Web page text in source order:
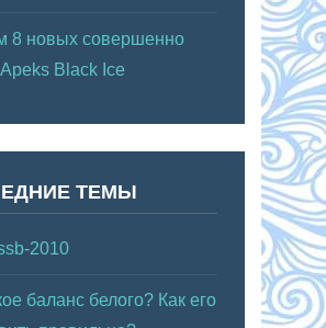
8 новых совершенно
Black Ice
ТЕМЫ
2010
баланс белого? Как его